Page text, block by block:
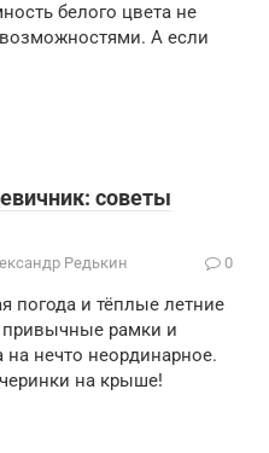
белого цвета не
А если
советы
Редькин 0
погода и тёплые летние
рамки и
нечто неординарное.
на крыше!